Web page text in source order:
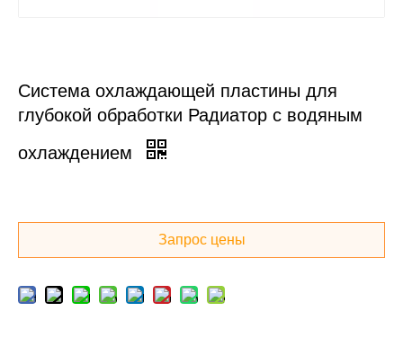
Система охлаждающей пластины для
глубокой обработки Радиатор с водяным
охлаждением
Запрос цены